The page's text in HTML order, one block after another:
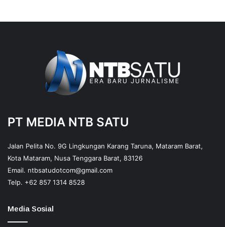
PT MEDIA NTB SATU
Jalan Pelita No. 9G Lingkungan Karang Taruna, Mataram Barat,
Kota Mataram, Nusa Tenggara Barat, 83126
Email. ntbsatudotcom@gmail.com
Telp. +62 857 1314 8528
Media Sosial